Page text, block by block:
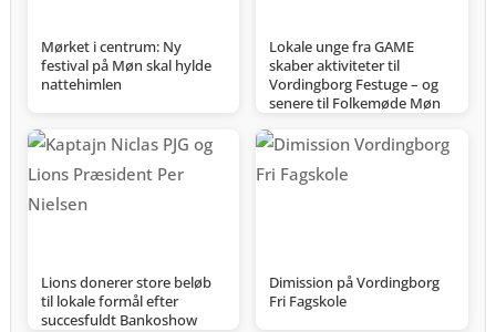
Mørket i centrum: Ny
festival på Møn skal hylde
nattehimlen
Lokale unge fra GAME
skaber aktiviteter til
Vordingborg Festuge – og
senere til Folkemøde Møn
Lions donerer store beløb
til lokale formål efter
succesfuldt Bankoshow
Dimission på Vordingborg
Fri Fagskole